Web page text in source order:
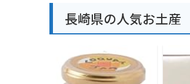
長崎県の人気お土産